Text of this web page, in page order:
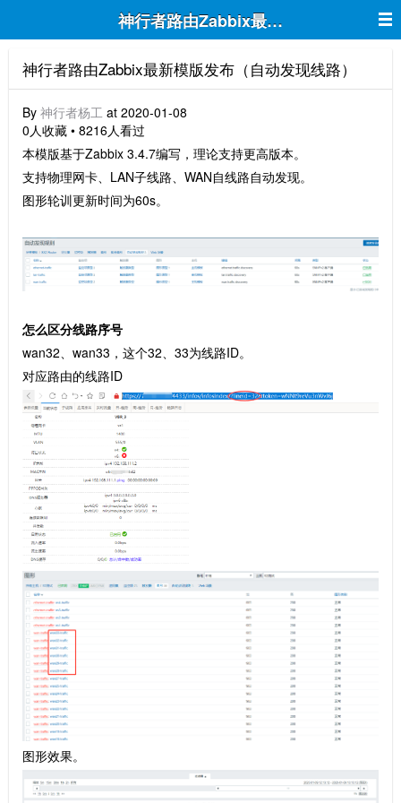
神行者路由Zabbix最新模版发布（自动
神行者路由Zabbix最新模版发布（自动发现线路）
By 神行者杨工 at 2020-01-08
0人收藏 • 8216人看过
本模版基于Zabbix 3.4.7编写，理论支持更高版本。
支持物理网卡、LAN子线路、WAN自线路自动发现。
图形轮训更新时间为60s。
怎么区分线路序号
wan32、wan33，这个32、33为线路ID。
对应路由的线路ID
图形效果。